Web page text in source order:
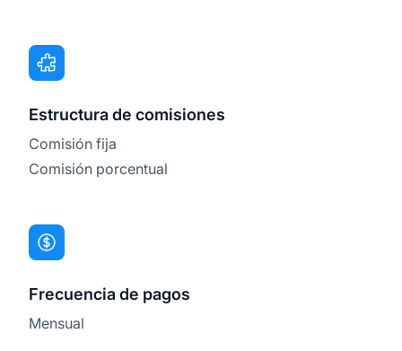
Estructura de comisiones
Comisión fija
Comisión porcentual
Frecuencia de pagos
Mensual